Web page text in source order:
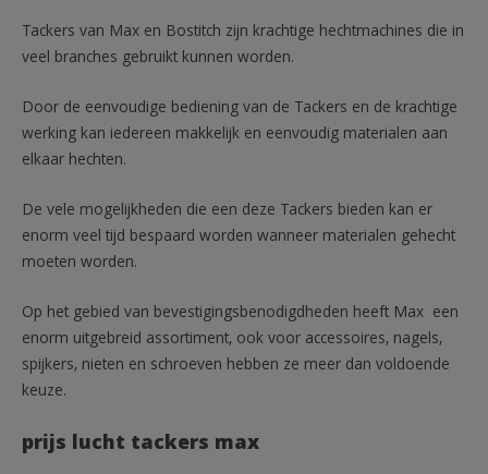
Tackers van Max en Bostitch zijn krachtige hechtmachines die in
veel branches gebruikt kunnen worden.
Door de eenvoudige bediening van de Tackers en de krachtige
werking kan iedereen makkelijk en eenvoudig materialen aan
elkaar hechten.
De vele mogelijkheden die een deze Tackers bieden kan er
enorm veel tijd bespaard worden wanneer materialen gehecht
moeten worden.
Op het gebied van bevestigingsbenodigdheden heeft Max een
enorm uitgebreid assortiment, ook voor accessoires, nagels,
spijkers, nieten en schroeven hebben ze meer dan voldoende
keuze.
prijs lucht tackers max